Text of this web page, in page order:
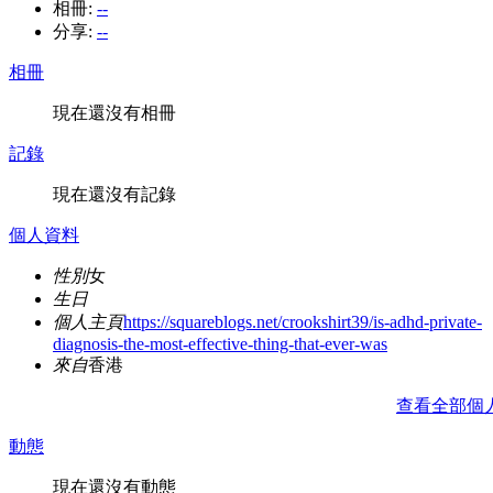
相冊: --
分享: --
相冊
現在還沒有相冊
記錄
現在還沒有記錄
個人資料
性別女
生日
個人主頁https://squareblogs.net/crookshirt39/is-adhd-private-
diagnosis-the-most-effective-thing-that-ever-was
來自香港
查看全部個
動態
現在還沒有動態